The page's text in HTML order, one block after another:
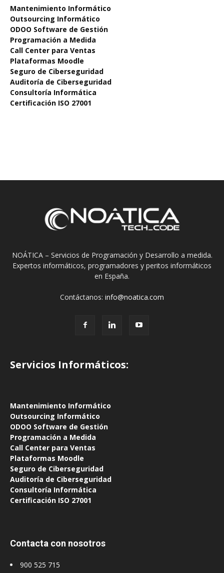
se han vulnerado sus derechos
Mantenimiento Informático
Outsourcing Informático
ODOO Software de Gestión
Programación a Medida
Call Center para Ventas
Plataformas Moodle
Seguro de Ciberseguridad
Auditoría de Ciberseguridad
Consultoría Informática
Certificación ISO 27001
NOÁTICA – Servicios de Programación y Desarrollo a medida.
Expertos informáticos, programadores y peritos informáticos
en España.
Contáctanos: info@noatica.com
Servicios Informáticos:
Mantenimiento Informático
Outsourcing Informático
ODOO Software de Gestión
Programación a Medida
Call Center para Ventas
Plataformas Moodle
Seguro de Ciberseguridad
Auditoría de Ciberseguridad
Consultoría Informática
Certificación ISO 27001
Contacta con nosotros
900 525 715